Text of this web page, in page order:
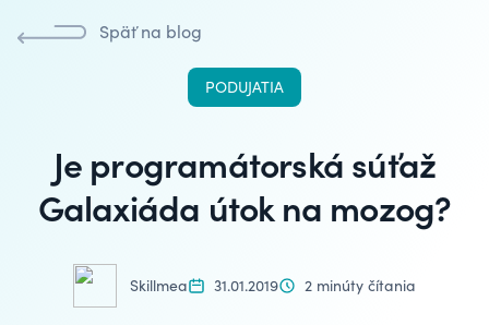
Späť na blog
PODUJATIA
Je programátorská súťaž
Galaxiáda útok na mozog?
Skillmea 31.01.2019 2 minúty čítania